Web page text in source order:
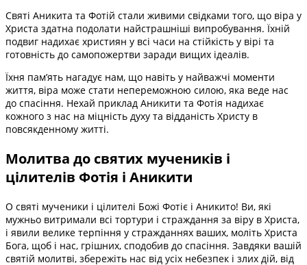
Святі Аникита та Фотій стали живими свідками того, що віра у
Христа здатна подолати найстрашніші випробування. Їхній
подвиг надихає християн у всі часи на стійкість у вірі та
готовність до самопожертви заради вищих ідеалів.
Їхня пам’ять нагадує нам, що навіть у найважчі моменти
життя, віра може стати непереможною силою, яка веде нас
до спасіння. Нехай приклад Аникити та Фотія надихає
кожного з нас на міцність духу та відданість Христу в
повсякденному житті.
Молитва до святих мучеників і
цілителів Фотія і Аникити
О святі мученики і цілителі Божі Фотіє і Аникито! Ви, які
мужньо витримали всі тортури і страждання за віру в Христа,
і явили велике терпіння у стражданнях ваших, моліть Христа
Бога, щоб і нас, грішних, сподобив до спасіння. Завдяки вашій
святій молитві, збережіть нас від усіх небезпек і злих дій, від